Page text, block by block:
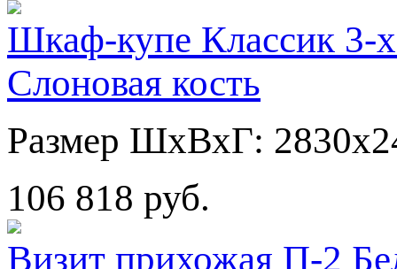
Шкаф-купе Классик 3-
Слоновая кость
Размер ШхВхГ:
106 818 руб.
Визит прихожая П-2